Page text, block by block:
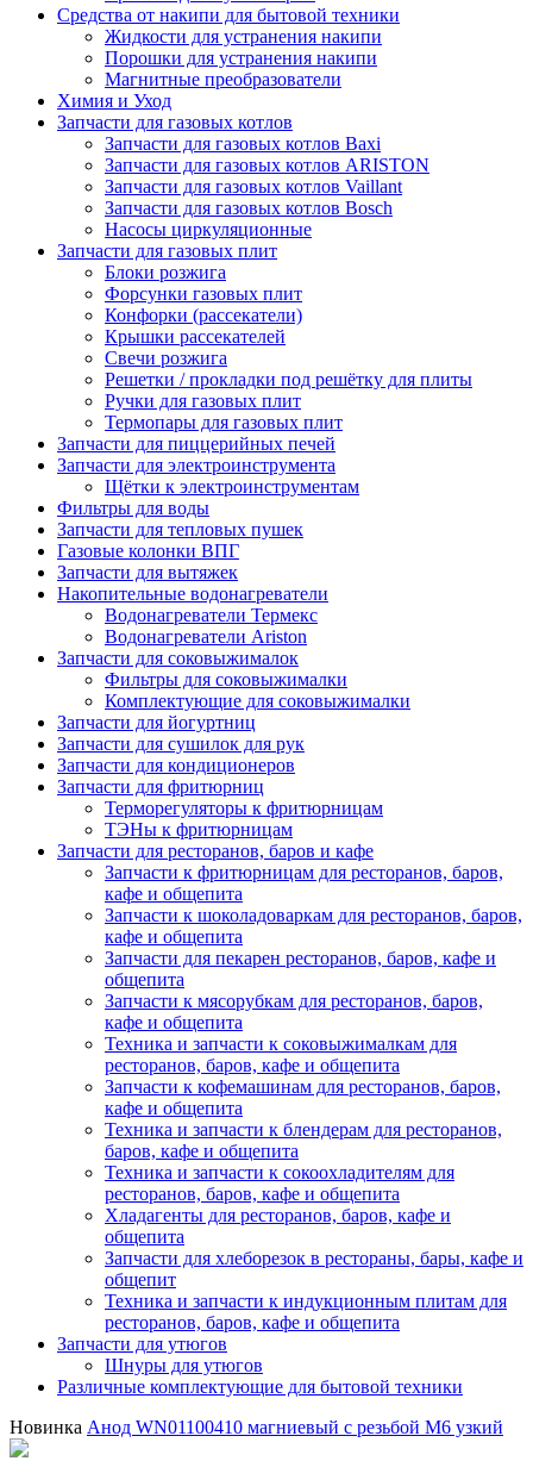
Средства от накипи для бытовой техники
Жидкости для устранения накипи
Порошки для устранения накипи
Магнитные преобразователи
Химия и Уход
Запчасти для газовых котлов
Запчасти для газовых котлов Baxi
Запчасти для газовых котлов ARISTON
Запчасти для газовых котлов Vaillant
Запчасти для газовых котлов Bosch
Насосы циркуляционные
Запчасти для газовых плит
Блоки розжига
Форсунки газовых плит
Конфорки (рассекатели)
Крышки рассекателей
Свечи розжига
Решетки / прокладки под решётку для плиты
Ручки для газовых плит
Термопары для газовых плит
Запчасти для пиццерийных печей
Запчасти для электроинструмента
Щётки к электроинструментам
Фильтры для воды
Запчасти для тепловых пушек
Газовые колонки ВПГ
Запчасти для вытяжек
Накопительные водонагреватели
Водонагреватели Термекс
Водонагреватели Ariston
Запчасти для соковыжималок
Фильтры для соковыжималки
Комплектующие для соковыжималки
Запчасти для йогуртниц
Запчасти для сушилок для рук
Запчасти для кондиционеров
Запчасти для фритюрниц
Терморегуляторы к фритюрницам
ТЭНы к фритюрницам
Запчасти для ресторанов, баров и кафе
Запчасти к фритюрницам для ресторанов, баров,
кафе и общепита
Запчасти к шоколадоваркам для ресторанов, баров,
кафе и общепита
Запчасти для пекарен ресторанов, баров, кафе и
общепита
Запчасти к мясорубкам для ресторанов, баров,
кафе и общепита
Техника и запчасти к соковыжималкам для
ресторанов, баров, кафе и общепита
Запчасти к кофемашинам для ресторанов, баров,
кафе и общепита
Техника и запчасти к блендерам для ресторанов,
баров, кафе и общепита
Техника и запчасти к сокоохладителям для
ресторанов, баров, кафе и общепита
Хладагенты для ресторанов, баров, кафе и
общепита
Запчасти для хлеборезок в рестораны, бары, кафе и
общепит
Техника и запчасти к индукционным плитам для
ресторанов, баров, кафе и общепита
Запчасти для утюгов
Шнуры для утюгов
Различные комплектующие для бытовой техники
Новинка Анод WN01100410 магниевый с резьбой М6 узкий